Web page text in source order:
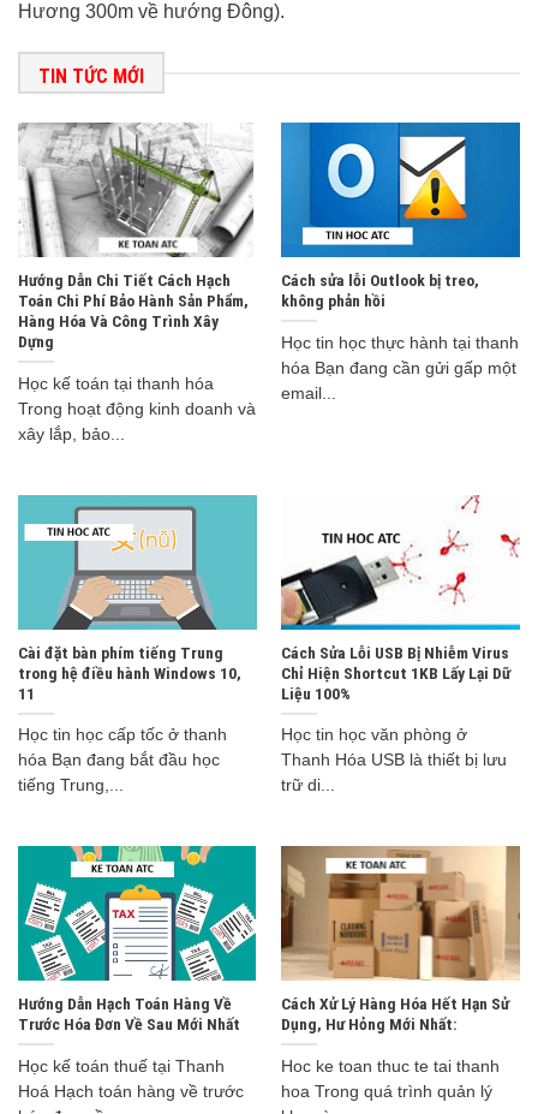
Hương 300m về hướng Đông).
TIN TỨC MỚI
Hướng Dẫn Chi Tiết Cách Hạch
Toán Chi Phí Bảo Hành Sản Phẩm,
Hàng Hóa Và Công Trình Xây
Dựng
Học kế toán tại thanh hóa
Trong hoạt động kinh doanh và
xây lắp, bảo...
Cách sửa lỗi Outlook bị treo,
không phản hồi
Học tin học thực hành tại thanh
hóa Bạn đang cần gửi gấp một
email...
Cài đặt bàn phím tiếng Trung
trong hệ điều hành Windows 10,
11
Học tin học cấp tốc ở thanh
hóa Bạn đang bắt đầu học
tiếng Trung,...
Cách Sửa Lỗi USB Bị Nhiễm Virus
Chỉ Hiện Shortcut 1KB Lấy Lại Dữ
Liệu 100%
Học tin học văn phòng ở
Thanh Hóa USB là thiết bị lưu
trữ di...
Hướng Dẫn Hạch Toán Hàng Về
Trước Hóa Đơn Về Sau Mới Nhất
Học kế toán thuế tại Thanh
Hoá Hạch toán hàng về trước
Cách Xử Lý Hàng Hóa Hết Hạn Sử
Dụng, Hư Hỏng Mới Nhất:
Hoc ke toan thuc te tai thanh
hoa Trong quá trình quản lý